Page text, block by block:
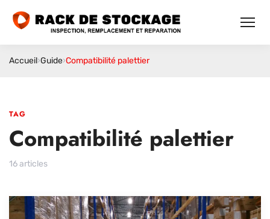
Accueil›Guide›Compatibilité palettier
TAG
Compatibilité palettier
16 articles